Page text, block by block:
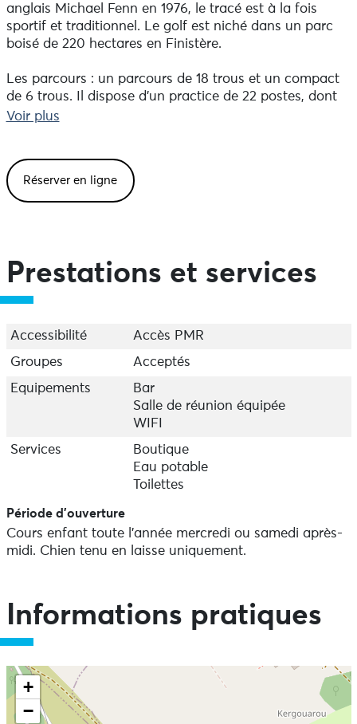
anglais Michael Fenn en 1976, le tracé est à la fois
sportif et traditionnel. Le golf est niché dans un parc
boisé de 220 hectares en Finistère.
Les parcours : un parcours de 18 trous et un compact
de 6 trous. Il dispose d'un practice de 22 postes, dont
10 couverts.
terrasse et un salon avec cheminée. Au rez de
chaussée, une grande salle est disponible pour les
réunions d'entreprises.
Voir plus
Réserver en ligne
Prestations et services
Accessibilité
Accès PMR
Groupes
Acceptés
Equipements
Bar
Salle de réunion équipée
WIFI
Services
Boutique
Eau potable
Toilettes
Période d'ouverture
Cours enfant toute l'année mercredi ou samedi après-
midi. Chien tenu en laisse uniquement.
Informations pratiques
+
−